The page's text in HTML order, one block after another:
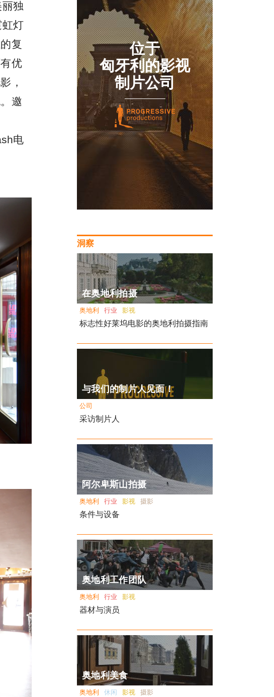
独
灯
复
优
，
邀
电
位于
匈牙利的影视
制片公司
洞察
在奥地利拍摄
奥地利 行业 影视
标志性好莱坞电影的奥地利拍摄指南
与我们的制片人见面！
公司
采访制片人
阿尔卑斯山拍摄
奥地利 行业 影视 摄影
条件与设备
奥地利工作团队
奥地利 行业 影视
器材与演员
奥地利美食
奥地利 休闲 影视 摄影